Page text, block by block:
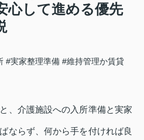
心して進める優先
#実家整理準備 #維持管理か賃貸
、介護施設への入所準備と実家
ならず、何から手を付ければ良